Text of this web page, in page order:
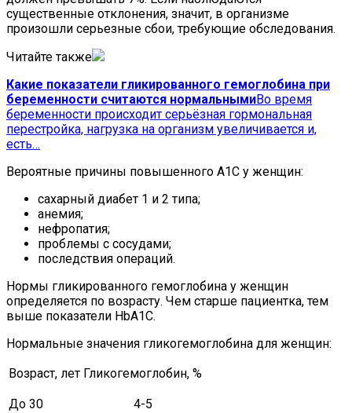
существенные отклонения, значит, в организме
произошли серьезные сбои, требующие обследования.
Читайте также
Какие показатели гликированного гемоглобина при
беременности считаются нормальнымиВо время
беременности происходит серьёзная гормональная
перестройка, нагрузка на организм увеличивается и,
есть…
Вероятные причины повышенного А1С у женщин:
сахарный диабет 1 и 2 типа;
анемия;
нефропатия;
проблемы с сосудами;
последствия операций.
Нормы гликированного гемоглобина у женщин
определяется по возрасту. Чем старше пациентка, тем
выше показатели HbA1C.
Нормальные значения гликогемоглобина для женщин:
Возраст, лет Гликогемоглобин, %
До 30 4-5